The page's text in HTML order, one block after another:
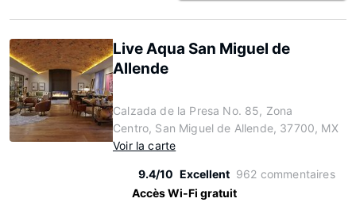
Live Aqua San Miguel de
Allende
Calzada de la Presa No. 85, Zona
Centro, San Miguel de Allende, 37700, MX
Voir la carte
9.4/10 Excellent 962 commentaires
Accès Wi-Fi gratuit